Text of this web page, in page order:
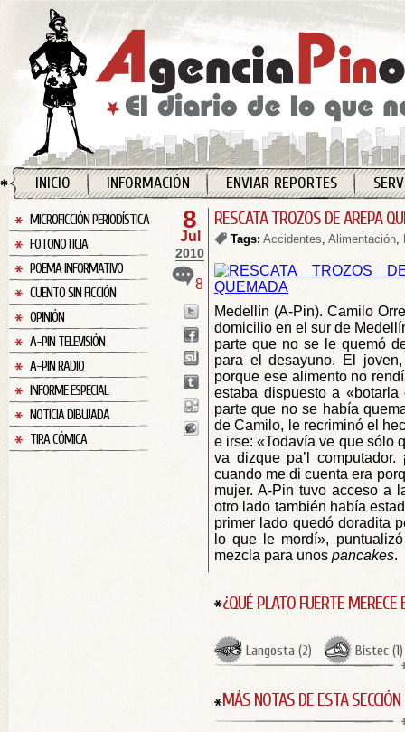
INICIO INFORMACIÓN ENVIAR REPORTES
MICROFICCIÓN PERIODÍSTICA
FOTONOTICIA
POEMA INFORMATIVO
CUENTO SIN FICCIÓN
OPINIÓN
A-PIN TELEVISIÓN
A-PIN RADIO
INFORME ESPECIAL
NOTICIA DIBUJADA
TIRA CÓMICA
8
Jul
2010
8
RESCATA TROZOS DE AREPA
Tags: Accidentes, Alimentación,
Medellín (A-Pin). Camilo
domicilio en el sur de
parte que no se le quemó
para el desayuno. El
porque ese alimento no
estaba dispuesto a
parte que no se había
de Camilo, le recriminó el
e irse: «Todavía ve que sólo
va dizque pa’l
cuando me di cuenta era
mujer. A-Pin tuvo acceso a
otro lado también había
primer lado quedó doradita
lo que le mordí»,
mezcla para unos pancakes.
¿QUÉ PLATO FUERTE MERECE
Langosta (2) Bistec (1)
MÁS NOTAS DE ESTA SECCIÓN